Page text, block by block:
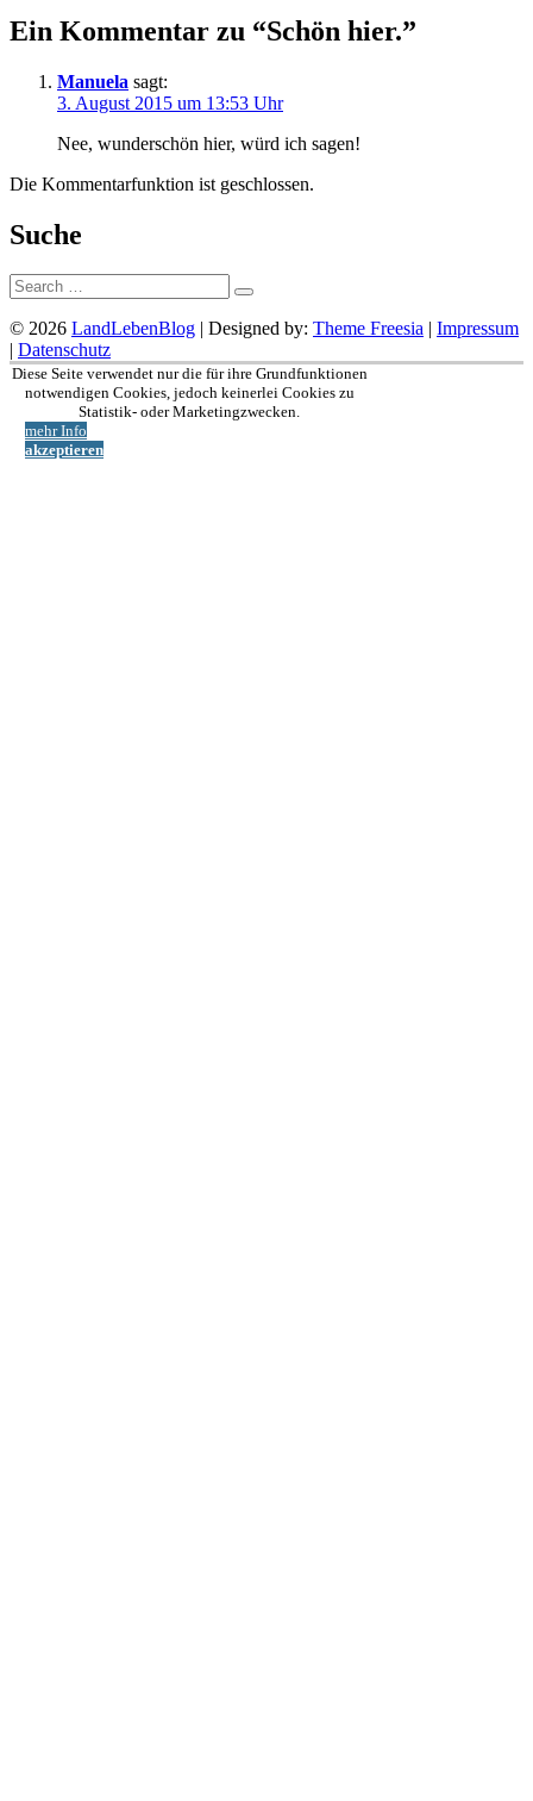
Ein Kommentar zu “Schön hier.”
Manuela sagt:
3. August 2015 um 13:53 Uhr
Nee, wunderschön hier, würd ich sagen!
Die Kommentarfunktion ist geschlossen.
Suche
Suche:
© 2026 LandLebenBlog | Designed by: Theme Freesia | Impressum
| Datenschutz
Nach
oben
Diese Seite verwendet nur die für ihre Grundfunktionen
notwendigen Cookies, jedoch keinerlei Cookies zu
Statistik- oder Marketingzwecken.
mehr Info
akzeptieren